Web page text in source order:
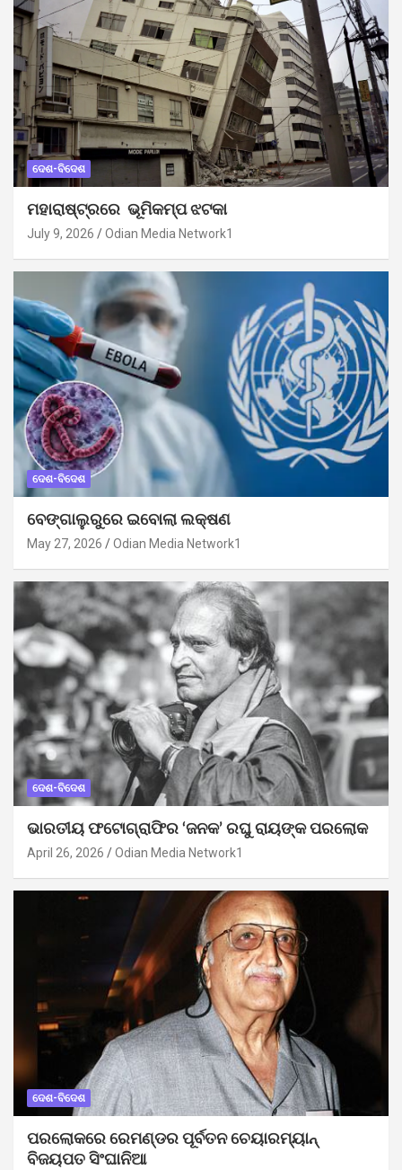
ଦେଶ-ବିଦେଶ
ମହାରାଷ୍ଟ୍ରରେ ଭୂମିକମ୍ପ ଝଟକା
July 9, 2026 Odian Media Network1
ଦେଶ-ବିଦେଶ
ବେଙ୍ଗାଲୁରୁରେ ଇବୋଲା ଲକ୍ଷଣ
May 27, 2026 Odian Media Network1
ଦେଶ-ବିଦେଶ
ଭାରତୀୟ ଫଟୋଗ୍ରାଫିର ‘ଜନକ’ ରଘୁ ରାୟଙ୍କ ପରଲୋକ
April 26, 2026 Odian Media Network1
ଦେଶ-ବିଦେଶ
ପରଲୋକରେ ରେମଣ୍ଡର ପୂର୍ବତନ ଚେୟାରମ୍ୟାନ୍
ବିଜୟପତ ସିଂଘାନିଆ